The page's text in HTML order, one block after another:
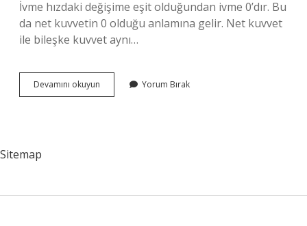
İvme hızdaki değişime eşit olduğundan ivme 0’dır. Bu
da net kuvvetin 0 olduğu anlamına gelir. Net kuvvet
ile bileşke kuvvet aynı…
Devamını okuyun
Kuvvet
Yorum Bırak
Sitemap